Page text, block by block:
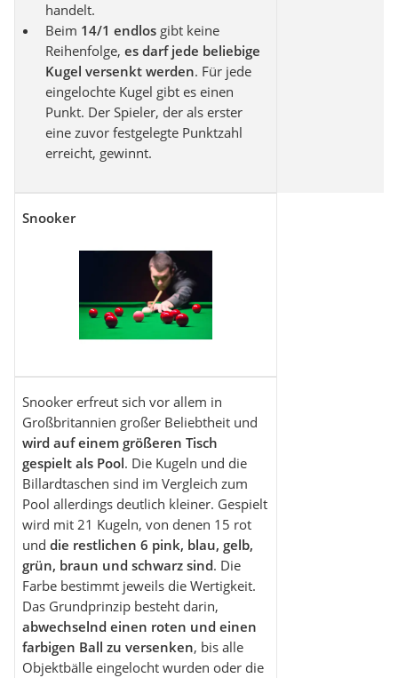
handelt.
Beim 14/1 endlos gibt keine
Reihenfolge, es darf jede beliebige
Kugel versenkt werden. Für jede
eingelochte Kugel gibt es einen
Punkt. Der Spieler, der als erster
eine zuvor festgelegte Punktzahl
erreicht, gewinnt.
Snooker
Snooker erfreut sich vor allem in
Großbritannien großer Beliebtheit und
wird auf einem größeren Tisch
gespielt als Pool. Die Kugeln und die
Billardtaschen sind im Vergleich zum
Pool allerdings deutlich kleiner. Gespielt
wird mit 21 Kugeln, von denen 15 rot
und die restlichen 6 pink, blau, gelb,
grün, braun und schwarz sind. Die
Farbe bestimmt jeweils die Wertigkeit.
Das Grundprinzip besteht darin,
abwechselnd einen roten und einen
farbigen Ball zu versenken, bis alle
Objektbälle eingelocht wurden oder die